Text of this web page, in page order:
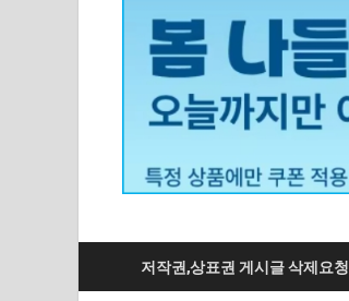
저작권,상표권 게시글 삭제요청